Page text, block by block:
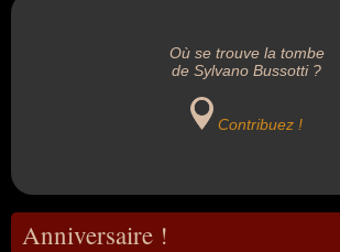
Où se trouve la tombe
de Sylvano Bussotti ?
Contribuez !
Anniversaire !